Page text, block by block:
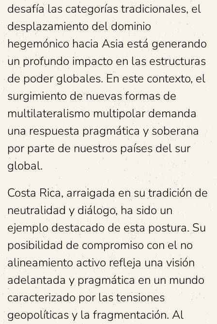
desafía las categorías tradicionales, el
desplazamiento del dominio
hegemónico hacia Asia está generando
un profundo impacto en las estructuras
de poder globales. En este contexto, el
surgimiento de nuevas formas de
multilateralismo multipolar demanda
una respuesta pragmática y soberana
por parte de nuestros países del sur
global.
Costa Rica, arraigada en su tradición de
neutralidad y diálogo, ha sido un
ejemplo destacado de esta postura. Su
posibilidad de compromiso con el no
alineamiento activo refleja una visión
adelantada y pragmática en un mundo
caracterizado por las tensiones
geopolíticas y la fragmentación. Al